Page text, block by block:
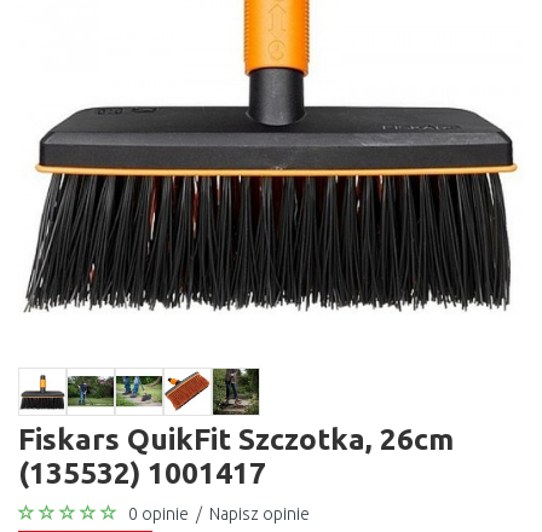
Fiskars QuikFit Szczotka, 26cm
(135532) 1001417
0 opinie / Napisz opinie